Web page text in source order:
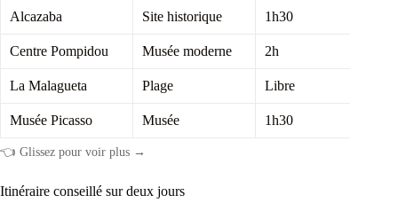
Alcazaba Site historique 1h30
Centre Pompidou Musée moderne 2h
La Malagueta Plage Libre
Musée Picasso Musée 1h30
👈 Glissez pour voir plus →
Itinéraire conseillé sur deux jours